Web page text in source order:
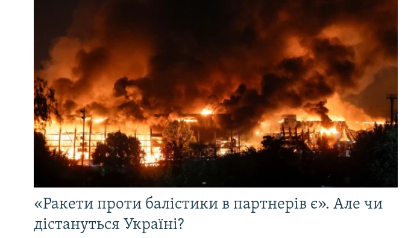
«Ракети проти балістики в партнерів є». Але чи
дістануться Україні?